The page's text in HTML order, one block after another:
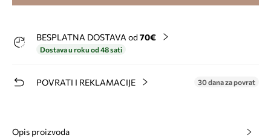
BESPLATNA DOSTAVA od 70€
Dostava u roku od 48 sati
POVRATI I REKLAMACIJE 30 dana za povrat
Opis proizvoda